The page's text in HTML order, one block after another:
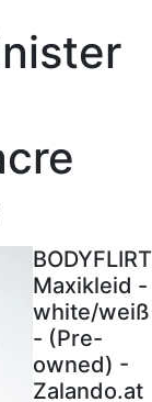
BODYFLIRT
Maxikleid -
white/weiß
- (Pre-
owned) -
Zalando.at